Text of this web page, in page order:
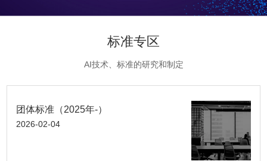
标准专区
AI技术、标准的研究和制定
团体标准（2025年-）
2026-02-04